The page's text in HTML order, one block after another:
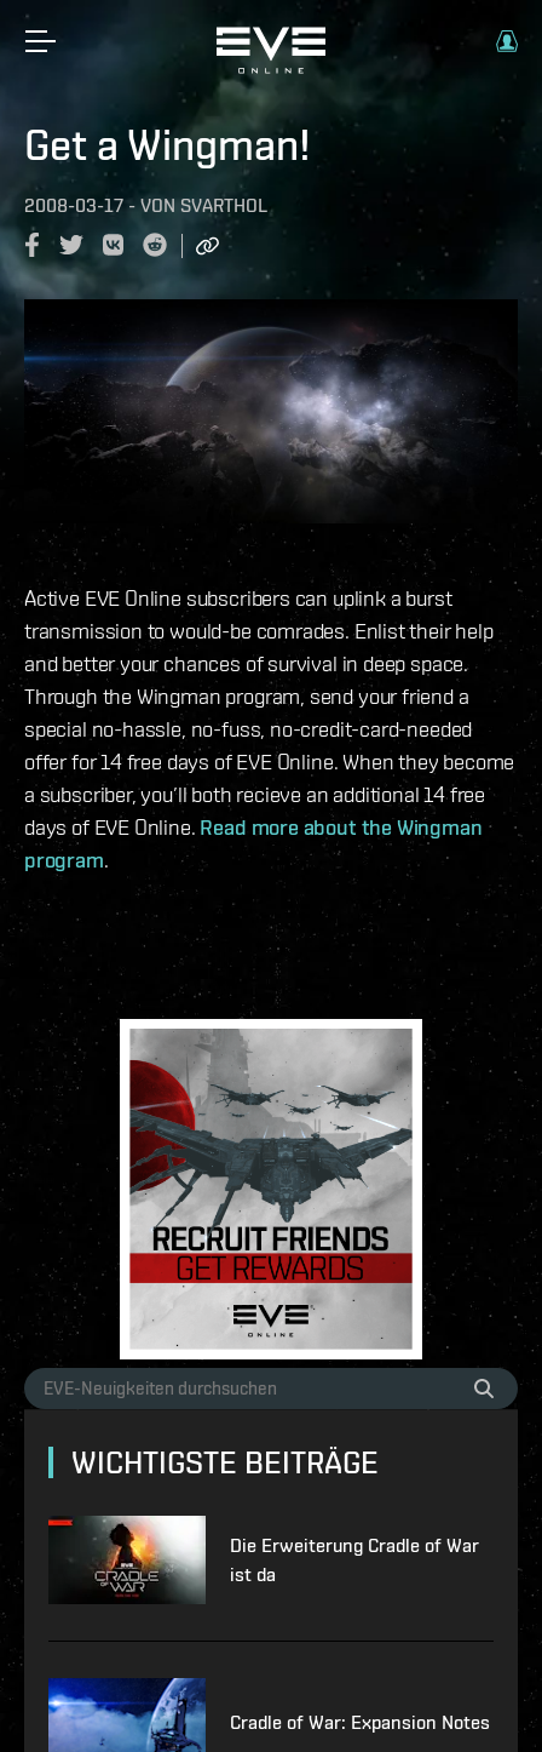
Get a Wingman!
2008-03-17 - VON SVARTHOL
Active EVE Online subscribers can uplink a burst
transmission to would-be comrades. Enlist their help
and better your chances of survival in deep space.
Through the Wingman program, send your friend a
special no-hassle, no-fuss, no-credit-card-needed
offer for 14 free days of EVE Online. When they become
a subscriber, you’ll both recieve an additional 14 free
days of EVE Online. Read more about the Wingman
program.
WICHTIGSTE BEITRÄGE
Die Erweiterung Cradle of War
ist da
Cradle of War: Expansion Notes